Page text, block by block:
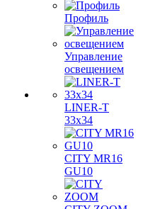
Профиль
Управление
освещением
LINER-T
33x34
CITY MR16
GU10